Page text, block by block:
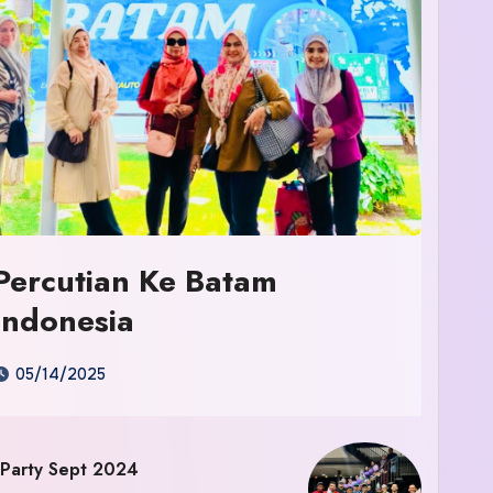
Ke Batam
05/14/2025
Sept 2024